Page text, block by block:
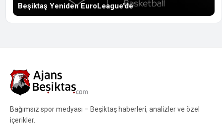
Beşiktaş Yeniden EuroLeague’de
Bağımsız spor medyası – Beşiktaş haberleri, analizler ve özel
içerikler.